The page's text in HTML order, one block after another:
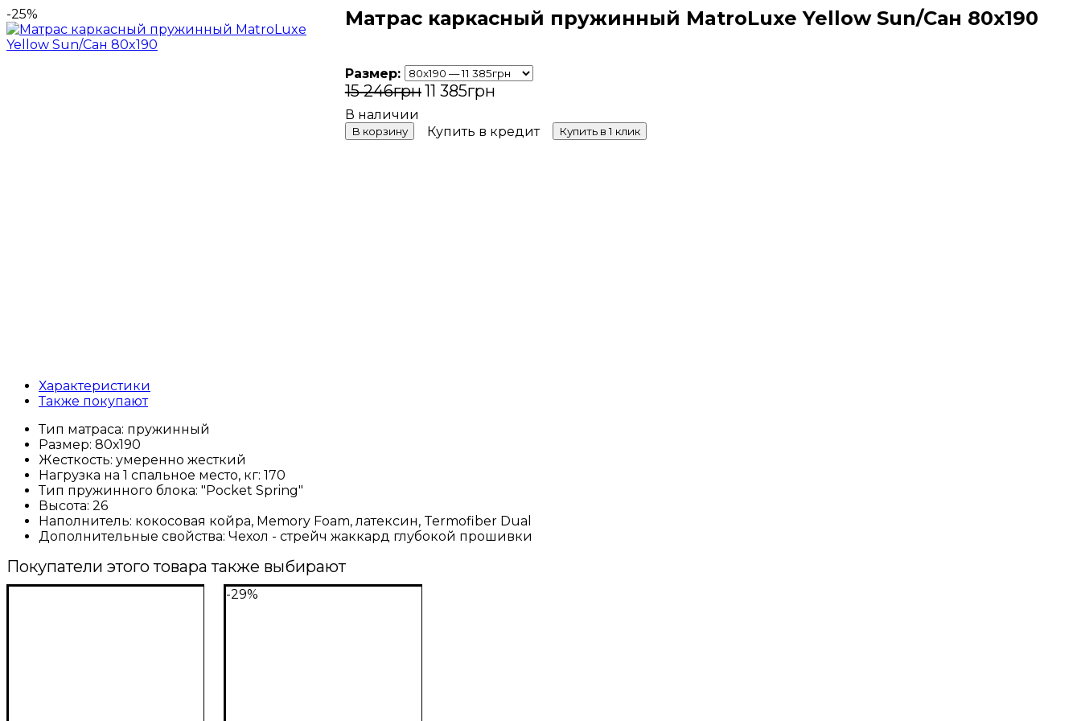
-25% Матрас каркасный пружинный MatroLuxe Yellow Sun/Сан 80x190
Размер:
15 246грн11 385грн
В корзину Купить в кредит Купить в 1 клик
Характеристики
Также покупают
Тип матраса: пружинный
Размер: 80х190
Жесткость: умеренно жесткий
Нагрузка на 1 спальное место, кг: 170
Тип пружинного блока: "Pocket Spring"
Высота: 26
Наполнитель: кокосовая койра, Memory Foam, латексин, Termofiber Dual
Дополнительные свойства: Чехол - стрейч жаккард глубокой прошивки
Покупатели этого товара также выбирают
-29%